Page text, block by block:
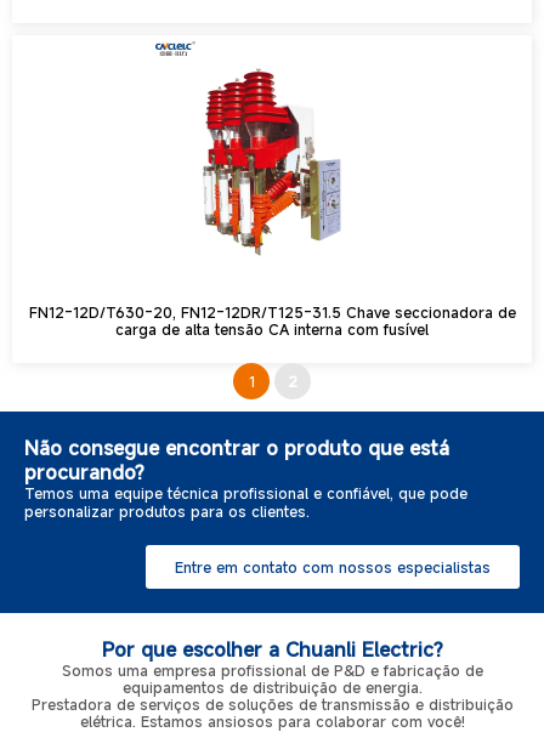
FN12-12D/T630-20, FN12-12DR/T125-31.5 Chave seccionadora de
carga de alta tensão CA interna com fusível
1 2
Não consegue encontrar o produto que está
procurando?
Temos uma equipe técnica profissional e confiável, que pode
personalizar produtos para os clientes.
Entre em contato com nossos especialistas
Por que escolher a Chuanli Electric?
Somos uma empresa profissional de P&D e fabricação de
equipamentos de distribuição de energia.
Prestadora de serviços de soluções de transmissão e distribuição
elétrica. Estamos ansiosos para colaborar com você!